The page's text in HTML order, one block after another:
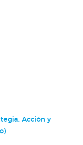
Acción y